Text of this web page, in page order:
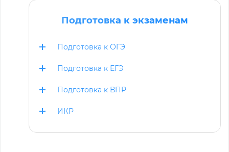
Подготовка к экзаменам
Подготовка к ОГЭ
Подготовка к ЕГЭ
Подготовка к ВПР
ИКР